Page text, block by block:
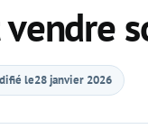
le28 janvier 2026